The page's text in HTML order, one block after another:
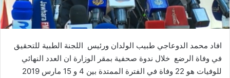
افاد محمد الدوعاجي طبيب الولدان ورئيس اللجنة الطبية للتحقيق
في وفاة الرضع خلال ندوة صحفية بمقر الوزارة ان العدد النهائي
للوفيات هو 22 وفاة في الفترة الممتدة بين 4 و 15 مارس 2019